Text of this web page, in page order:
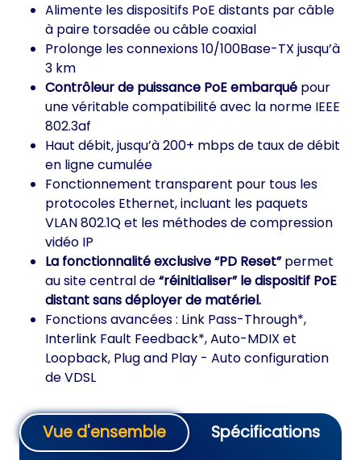
Alimente les dispositifs PoE distants par câble
à paire torsadée ou câble coaxial
Prolonge les connexions10/100Base-TX jusqu’à
3 km
Contrôleur de puissance PoE embarqué pour
une véritable compatibilité avec la norme IEEE
802.3af
Haut débit, jusqu’à 200+ mbps de taux de débit
en ligne cumulée
Fonctionnement transparent pour tous les
protocoles Ethernet, incluant les paquets
VLAN 802.1Q et les méthodes de compression
vidéo IP
La fonctionnalité exclusive “PD Reset”permet
au site central de“réinitialiser” le dispositif PoE
distant sans déployer de matériel.
Fonctions avancées : Link Pass-Through*,
Interlink Fault Feedback*, Auto-MDIX et
Loopback, Plug and Play - Auto configuration
de VDSL
Vue d'ensemble
Spécifications